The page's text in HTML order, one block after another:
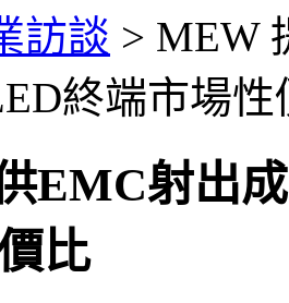
訪談 > MEW
終端市場性
EMC射出
比